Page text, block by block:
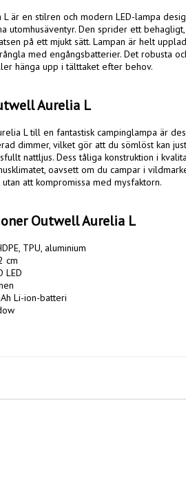
är en stilren och modern LED-lampa
utomhusäventyr. Den sprider ett
på ett mjukt sätt. Lampan är helt
med engångsbatterier. Det robusta
hänga upp i tälttaket efter behov.
Aurelia L
L till en fantastisk campinglampa är
dimmer, vilket gör att du sömlöst kan
nattljus. Dess tåliga konstruktion i
oavsett om du campar i
att kompromissa med mysfaktorn.
Outwell Aurelia L
TPU, aluminium
cm
LED
Li-ion-batteri